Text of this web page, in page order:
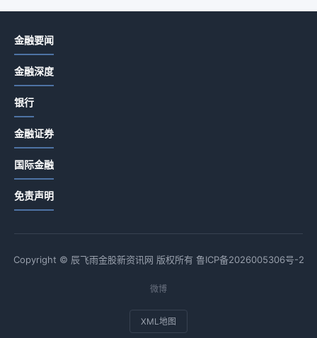
金融要闻
金融深度
银行
金融证券
国际金融
免责声明
Copyright © 辰飞雨金股新资讯网 版权所有 鲁ICP备2026005306号-2
微博
XML地图